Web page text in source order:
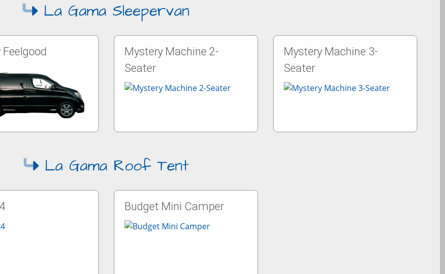
La Gama Sleepervan
Mystery Machine 2-
Seater
Mystery Machine 3-
Seater
La Gama Roof Tent
Budget Mini Camper